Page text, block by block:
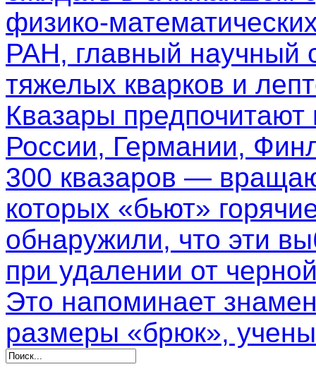
физико-
РАН, главный научный
тяжелых кварков и
Квазары
России, Германии,
300 квазаров —
которых «бьют»
обнаружили, что эти
при удалении от
Это напоминает
размеры «брюк»,